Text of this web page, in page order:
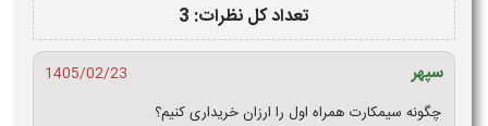
تعداد کل نظرات: 3
سپهر
1405/02/23
چگونه سیمکارت همراه اول را ارزان خریداری کنیم؟